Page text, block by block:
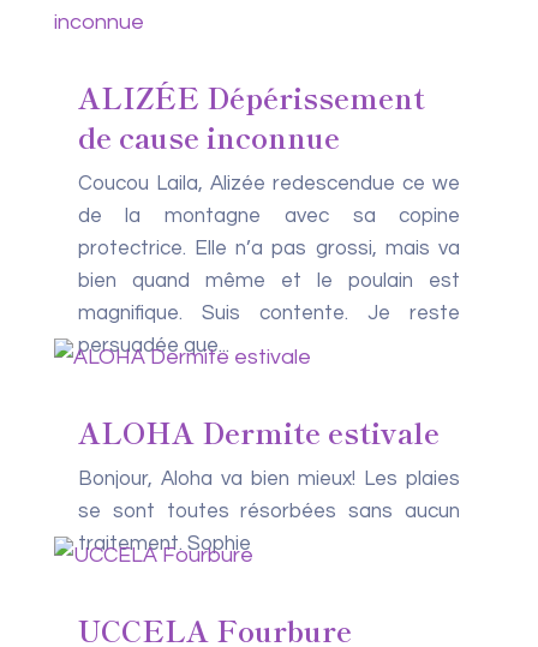
ALIZÉE Dépérissement
de cause inconnue
Coucou Laila, Alizée redescendue ce we
de la montagne avec sa copine
protectrice. Elle n’a pas grossi, mais va
bien quand même et le poulain est
magnifique. Suis contente. Je reste
persuadée que...
ALOHA Dermite estivale
Bonjour, Aloha va bien mieux! Les plaies
se sont toutes résorbées sans aucun
traitement. Sophie
UCCELA Fourbure